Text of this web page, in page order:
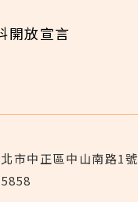
開放宣言
市中正區中山南路1號